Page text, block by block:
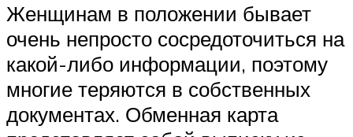
Женщинам в положении бывает
очень непросто сосредоточиться на
какой-либо информации, поэтому
многие теряются в собственных
документах. Обменная карта